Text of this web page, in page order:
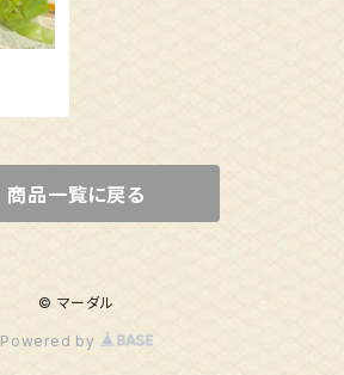
商品一覧に戻る
© マーダル
Powered by